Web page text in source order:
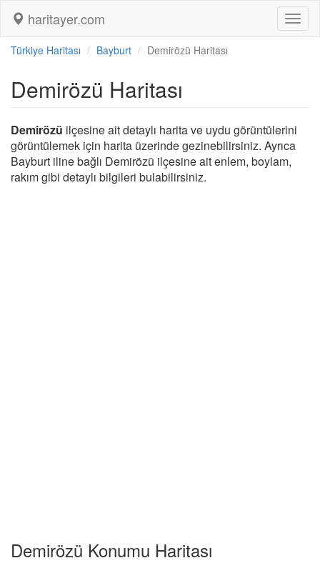
haritayer.com
Türkiye Haritası Bayburt Demirözü Haritası
Demirözü Haritası
Demirözü ilçesine ait detaylı harita ve uydu görüntülerini
görüntülemek için harita üzerinde gezinebilirsiniz. Ayrıca
Bayburt iline bağlı Demirözü ilçesine ait enlem, boylam,
rakım gibi detaylı bilgileri bulabilirsiniz.
Demirözü Konumu Haritası